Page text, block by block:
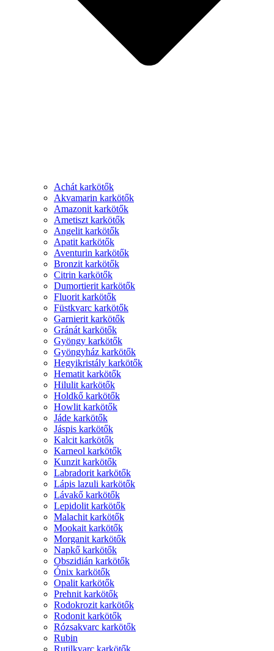
Achát karkötők
Akvamarin karkötők
Amazonit karkötők
Ametiszt karkötők
Angelit karkötők
Apatit karkötők
Aventurin karkötők
Bronzit karkötők
Citrin karkötők
Dumortierit karkötők
Fluorit karkötők
Füstkvarc karkötők
Garnierit karkötők
Gránát karkötők
Gyöngy karkötők
Gyöngyház karkötők
Hegyikristály karkötők
Hematit karkötők
Hilulit karkötők
Holdkő karkötők
Howlit karkötők
Jáde karkötők
Jáspis karkötők
Kalcit karkötők
Karneol karkötők
Kunzit karkötők
Labradorit karkötők
Lápis lazuli karkötők
Lávakő karkötők
Lepidolit karkötők
Malachit karkötők
Mookait karkötők
Morganit karkötők
Napkő karkötők
Obszidián karkötők
Ónix karkötők
Opalit karkötők
Prehnit karkötők
Rodokrozit karkötők
Rodonit karkötők
Rózsakvarc karkötők
Rubin
Rutilkvarc karkötők